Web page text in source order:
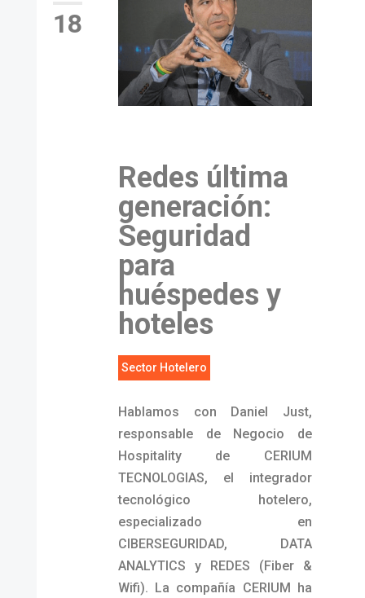
18
Redes última
generación:
Seguridad
para
huéspedes y
hoteles
Sector Hotelero
Hablamos con Daniel Just,
responsable de Negocio de
Hospitality de CERIUM
TECNOLOGIAS, el integrador
tecnológico hotelero,
especializado en
CIBERSEGURIDAD, DATA
ANALYTICS y REDES (Fiber &
Wifi). La compañía CERIUM ha